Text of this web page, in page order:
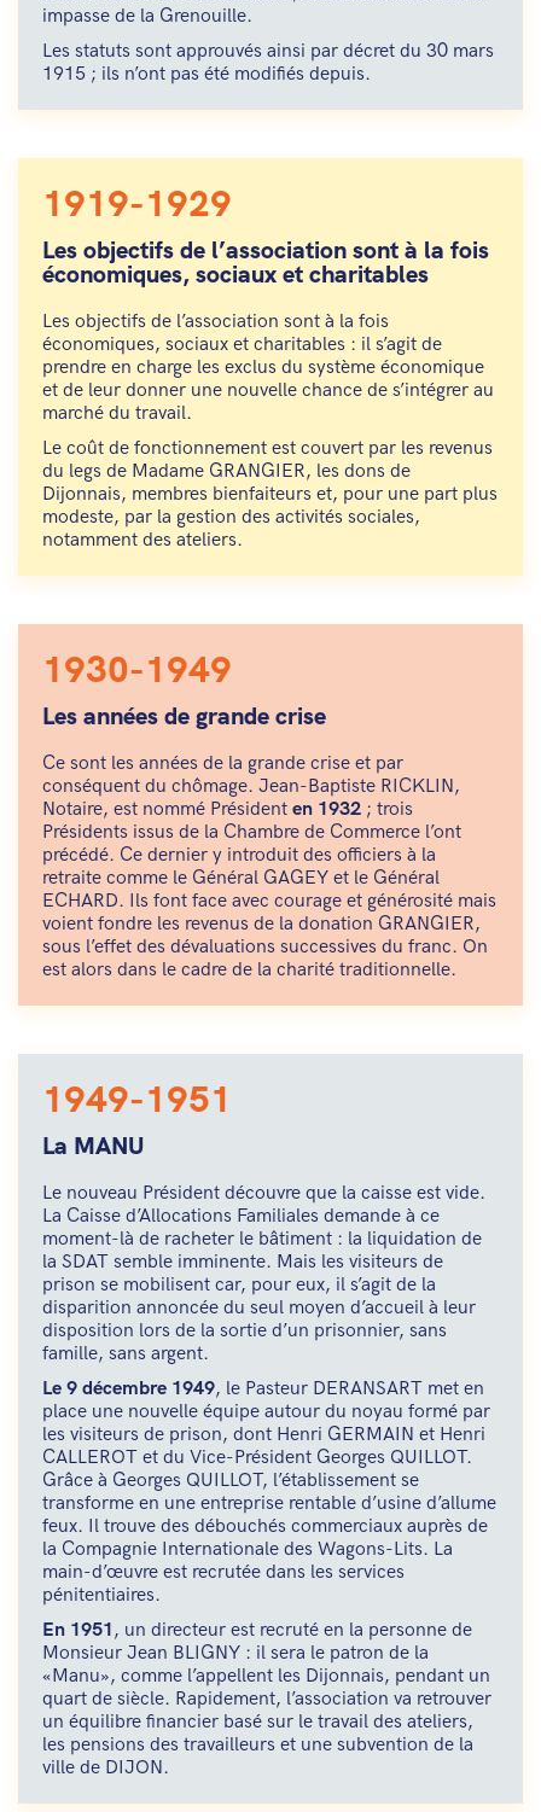
impasse de la Grenouille.
Les statuts sont approuvés ainsi par décret du 30 mars
1915 ; ils n’ont pas été modifiés depuis.
1919-1929
Les objectifs de l’association sont à la fois
économiques, sociaux et charitables
Les objectifs de l’association sont à la fois
économiques, sociaux et charitables : il s’agit de
prendre en charge les exclus du système économique
et de leur donner une nouvelle chance de s’intégrer au
marché du travail.
Le coût de fonctionnement est couvert par les revenus
du legs de Madame GRANGIER, les dons de
Dijonnais, membres bienfaiteurs et, pour une part plus
modeste, par la gestion des activités sociales,
notamment des ateliers.
1930-1949
Les années de grande crise
Ce sont les années de la grande crise et par
conséquent du chômage. Jean-Baptiste RICKLIN,
Notaire, est nommé Président en 1932 ; trois
Présidents issus de la Chambre de Commerce l’ont
précédé. Ce dernier y introduit des officiers à la
retraite comme le Général GAGEY et le Général
ECHARD. Ils font face avec courage et générosité mais
voient fondre les revenus de la donation GRANGIER,
sous l’effet des dévaluations successives du franc. On
est alors dans le cadre de la charité traditionnelle.
1949-1951
La MANU
Le nouveau Président découvre que la caisse est vide.
La Caisse d’Allocations Familiales demande à ce
moment-là de racheter le bâtiment : la liquidation de
la SDAT semble imminente. Mais les visiteurs de
prison se mobilisent car, pour eux, il s’agit de la
disparition annoncée du seul moyen d’accueil à leur
disposition lors de la sortie d’un prisonnier, sans
famille, sans argent.
Le 9 décembre 1949, le Pasteur DERANSART met en
place une nouvelle équipe autour du noyau formé par
les visiteurs de prison, dont Henri GERMAIN et Henri
CALLEROT et du Vice-Président Georges QUILLOT.
Grâce à Georges QUILLOT, l’établissement se
transforme en une entreprise rentable d’usine d’allume
feux. Il trouve des débouchés commerciaux auprès de
la Compagnie Internationale des Wagons-Lits. La
main-d’œuvre est recrutée dans les services
pénitentiaires.
En 1951, un directeur est recruté en la personne de
Monsieur Jean BLIGNY : il sera le patron de la
«Manu», comme l’appellent les Dijonnais, pendant un
quart de siècle. Rapidement, l’association va retrouver
un équilibre financier basé sur le travail des ateliers,
les pensions des travailleurs et une subvention de la
ville de DIJON.